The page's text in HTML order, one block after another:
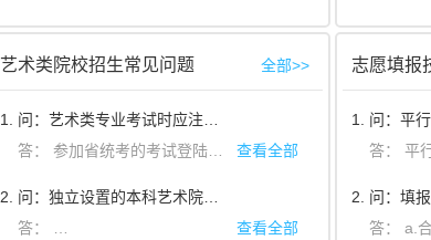
艺术类院校招生常见问题 全部>>
答： 参加省统考的考试登陆该省招生教育考试院网站，参加省外院校校考的考生登陆招生院校官方网站，详细了解专业考试时间及地点、科目及分值、年度招生范围、录取原则等，并按要求做好充分准备。参加省外院校校考的考生，校考专业涉及省级统考的，需参加省级统考并合格。 查看全部
全国共有30所经教育部批准独立设置的本科艺术院校
查看全部
志愿填报
答：平行
b.按每个专业的考
c.具体到某个考生的志
答：a.合理搭配平行志愿。在同一批次的一组平